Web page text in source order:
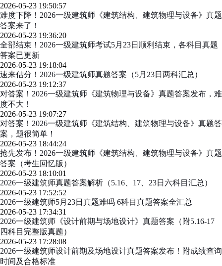
2026-05-23 19:50:57
难度下降！2026一级建筑师《建筑结构、建筑物理与设备》真题
答案来了！
2026-05-23 19:36:20
全部结束！2026一级建筑师考试5月23日顺利结束，各科目真题
答案已更新
2026-05-23 19:18:04
速来估分！2026一级建筑师真题答案（5月23日两科汇总）
2026-05-23 19:12:37
对答案！2026一级建筑师《建筑物理与设备》真题答案发布，难
度不大！
2026-05-23 19:07:27
对答案！2026一级建筑师《建筑结构、建筑物理与设备》真题答
案，题很简单！
2026-05-23 18:44:24
抢先发布！2026一级建筑师《建筑结构、建筑物理与设备》真题
答案（考生回忆版）
2026-05-23 18:10:01
2026一级建筑师真题答案解析（5.16、17、23日六科目汇总）
2026-05-23 17:52:52
2026一级建筑师5月23日真题难吗 6科目真题答案全汇总
2026-05-23 17:34:31
2026一级建筑师《设计前期与场地设计》真题答案（附5.16-17
四科目完整版真题）
2026-05-23 17:28:08
2026一级建筑师设计前期及场地设计真题答案发布！附成绩查询
时间及合格标准